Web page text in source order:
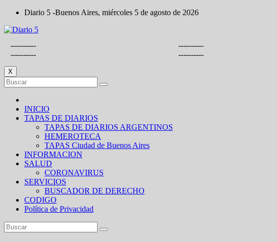
Saltar
contenido
Diario 5 -Buenos Aires, miércoles 5 de agosto de 2026
----------
----------
----------
----------
X
INICIO
TAPAS DE DIARIOS
TAPAS DE DIARIOS ARGENTINOS
HEMEROTECA
TAPAS Ciudad de Buenos Aires
INFORMACION
SALUD
CORONAVIRUS
SERVICIOS
BUSCADOR DE DERECHO
CODIGO
Política de Privacidad